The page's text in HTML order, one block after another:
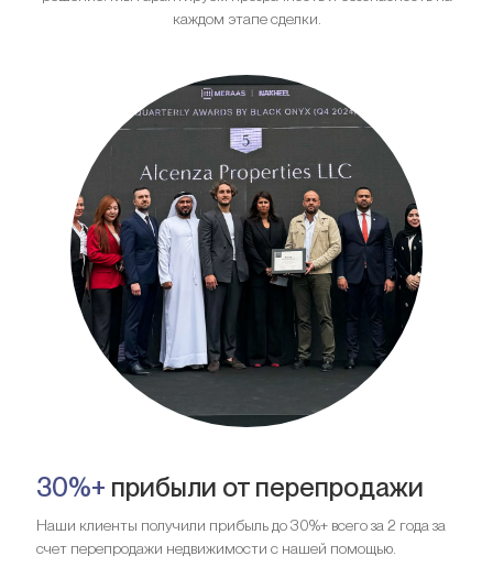
каждом этапе сделки.
30%+ прибыли от перепродажи
Наши клиенты получили прибыль до 30%+ всего за 2 года за
счет перепродажи недвижимости с нашей помощью.